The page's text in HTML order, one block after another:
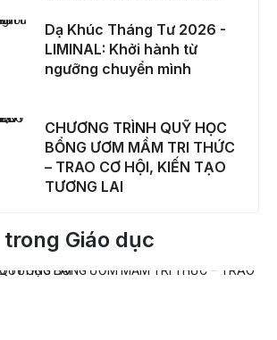
Dạ Khúc Tháng Tư 2026 -
LIMINAL: Khởi hành từ
ngưỡng chuyển mình
CHƯƠNG TRÌNH QUỸ HỌC
BỔNG ƯƠM MẦM TRI THỨC
– TRAO CƠ HỘI, KIẾN TẠO
TƯƠNG LAI
Giáo dục